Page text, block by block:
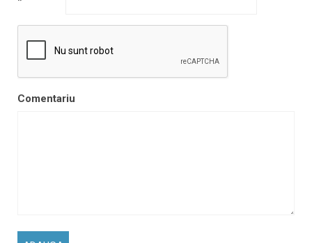
Comentariu